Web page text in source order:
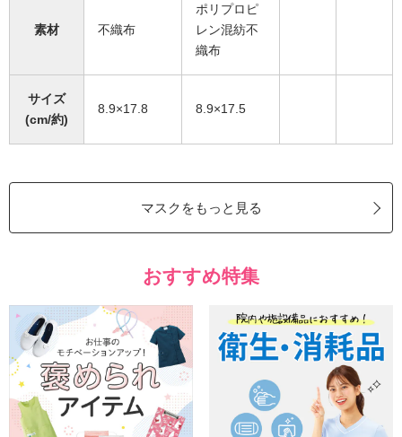
素材 不織布
ポリプロピ
レン混紡不
織布
サイズ
(cm/約)
8.9×17.8 8.9×17.5
マスクをもっと見る
おすすめ特集